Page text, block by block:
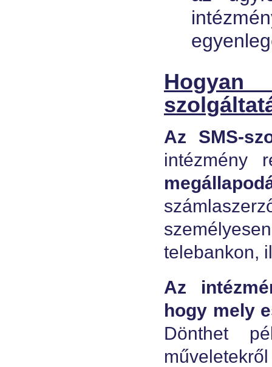
Az SMS-
intézmény
telebankon,
Az
hogy mely
Dönthet